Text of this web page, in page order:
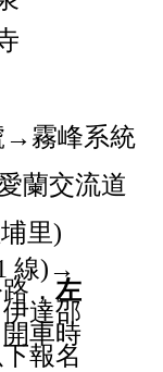
→霧峰系統
蘭交流道
里)
線)→
，左
達邵
開車時
報名